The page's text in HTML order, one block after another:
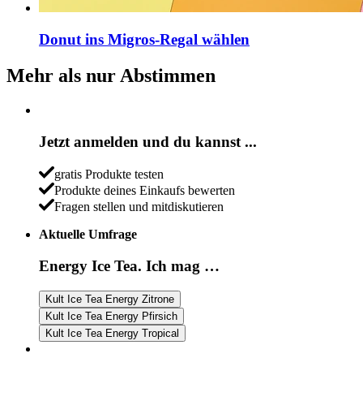
Donut ins Migros-Regal wählen
Mehr als nur Abstimmen
Jetzt anmelden und du kannst ...
gratis Produkte testen
Produkte deines Einkaufs bewerten
Fragen stellen und mitdiskutieren
Aktuelle Umfrage
Energy Ice Tea. Ich mag …
Kult Ice Tea Energy Zitrone
Kult Ice Tea Energy Pfirsich
Kult Ice Tea Energy Tropical